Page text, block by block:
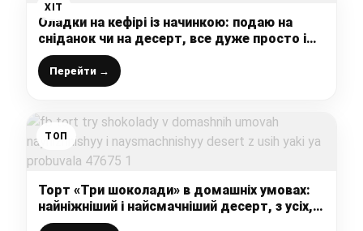
ХІТ
Оладки на кефірі із начинкою: подаю на
сніданок чи на десерт, все дуже просто і
швидко
Перейти →
ТОП
Торт «Три шоколади» в домашніх умовах:
найніжніший і найсмачніший десерт, з усіх,
які я пробувала